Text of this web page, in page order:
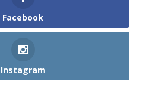
Facebook
Instagram